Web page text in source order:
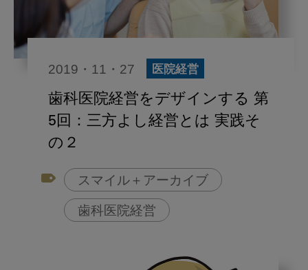
2019・11・27 医院経営
歯科医院経営をデザインする 第
5回：三方よし経営とは 実践そ
の２
スマイル＋アーカイブ
歯科医院経営